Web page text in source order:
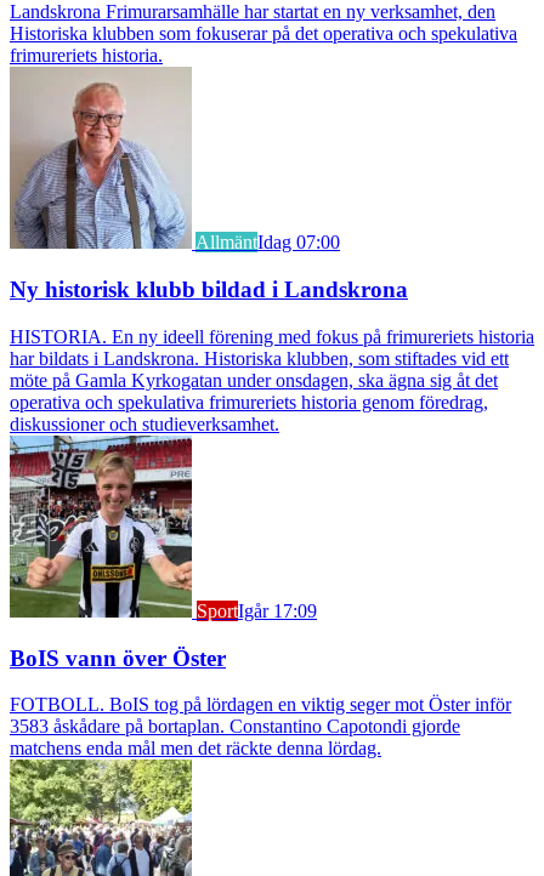
Landskrona Frimurarsamhälle har startat en ny verksamhet, den
Historiska klubben som fokuserar på det operativa och spekulativa
frimureriets historia.
AllmäntIdag 07:00
Ny historisk klubb bildad i Landskrona
HISTORIA. En ny ideell förening med fokus på frimureriets historia
har bildats i Landskrona. Historiska klubben, som stiftades vid ett
möte på Gamla Kyrkogatan under onsdagen, ska ägna sig åt det
operativa och spekulativa frimureriets historia genom föredrag,
diskussioner och studieverksamhet.
SportIgår 17:09
BoIS vann över Öster
FOTBOLL. BoIS tog på lördagen en viktig seger mot Öster inför
3583 åskådare på bortaplan. Constantino Capotondi gjorde
matchens enda mål men det räckte denna lördag.